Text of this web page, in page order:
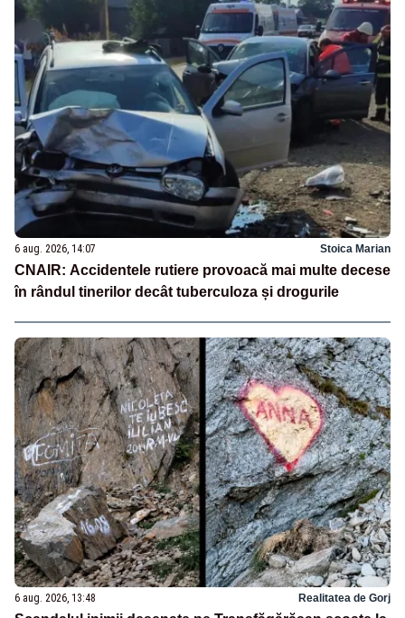
6 aug. 2026, 14:07 Stoica Marian
CNAIR: Accidentele rutiere provoacă mai multe decese
în rândul tinerilor decât tuberculoza și drogurile
6 aug. 2026, 13:48 Realitatea de Gorj